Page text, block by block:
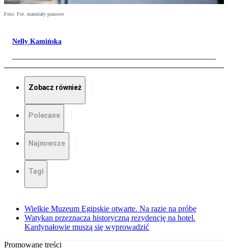
Foto: Fot. materiały prasowe
Nelly Kamińska
Zobacz również
Polecane
Najnowsze
Tagi
Wielkie Muzeum Egipskie otwarte. Na razie na próbę
Watykan przeznacza historyczną rezydencję na hotel.
Kardynałowie muszą się wyprowadzić
Promowane treści